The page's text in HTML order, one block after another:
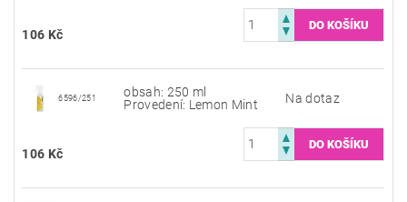
106 Kč
6596/251
obsah: 250 ml
Provedení: Lemon Mint
Na dotaz
106 Kč